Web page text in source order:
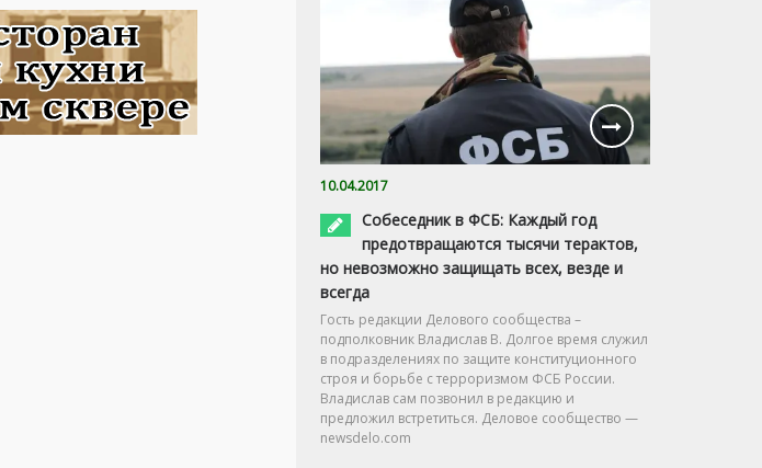
10.04.2017
Собеседник в ФСБ: Каждый год
предотвращаются тысячи терактов,
но невозможно защищать всех, везде и
всегда
Гость редакции Делового сообщества –
подполковник Владислав В. Долгое время служил
в подразделениях по защите конституционного
строя и борьбе с терроризмом ФСБ России.
Владислав сам позвонил в редакцию и
предложил встретиться. Деловое сообщество —
newsdelo.com